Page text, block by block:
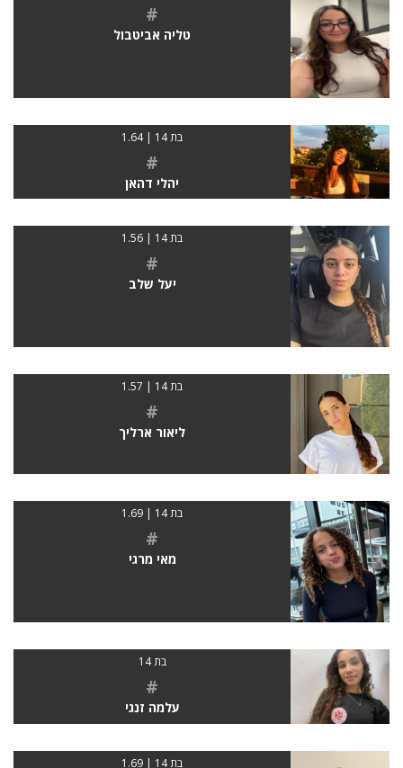
#
טליה אביטבול
בת 14 | 1.64
#
יהלי דהאן
בת 14 | 1.56
#
יעל שלב
בת 14 | 1.57
#
ליאור ארליך
בת 14 | 1.69
#
מאי מרגי
בת 14
#
עלמה זנגי
בת 14 | 1.69